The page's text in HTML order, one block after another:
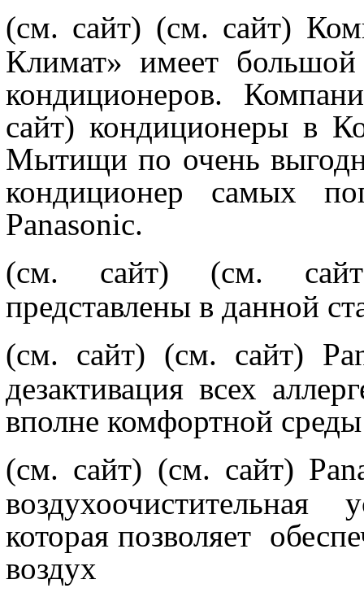
(см. сайт) (см. сайт)
Климат» имеет
кондиционеров.
сайт) кондиционеры в
Мытищи по очень
кондиционер самых
Panasonic.
(см. сайт) (см.
представлены в данной
(см. сайт) (см. сайт)
дезактивация всех
вполне комфортной среды
(см. сайт) (см. сайт)
воздухоочистительная
которая позволяет
воздух